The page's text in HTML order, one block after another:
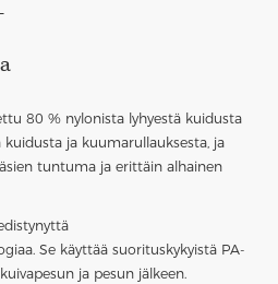
80 % nylonista lyhyestä kuidusta
kuidusta ja kuumarullauksesta, ja
tuntuma ja erittäin alhainen
Se käyttää suorituskykyistä PA-
ja pesun jälkeen.